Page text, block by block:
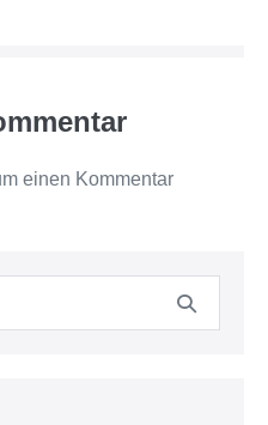
einen Kommentar